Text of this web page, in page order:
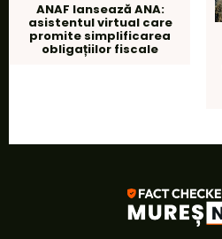
ANAF lansează ANA:
asistentul virtual care
promite simplificarea
obligațiilor fiscale